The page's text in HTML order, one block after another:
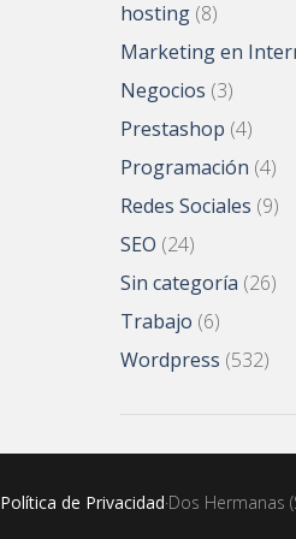
hosting (8)
Marketing en
Negocios (3)
Prestashop (4)
Programación (4)
Redes Sociales (9)
SEO (24)
Sin categoría (26)
Trabajo (6)
Wordpress (532)
Política de Privacidad·Dos Hermanas